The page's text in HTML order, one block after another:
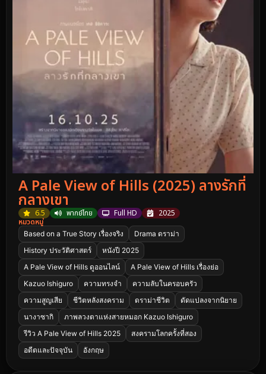
A Pale View of Hills (2025) ลางรักที่
กลางเขา
6.5 พากย์ไทย Full HD
2025
หมวดหมู่
Based on a True Story เรื่องจริง
Drama ดราม่า
History ประวัติศาสตร์
หนังปี 2025
A Pale View of Hills ดูออนไลน์
A Pale View of Hills เรื่องย่อ
Kazuo Ishiguro
ความทรงจำ
ความลับในครอบครัว
ความสูญเสีย
ชีวิตหลังสงคราม ดราม่าชีวิต
ดัดแปลงจากนิยาย
นางาซากิ
ภาพลวงตาแห่งสายหมอก Kazuo Ishiguro
รีวิว A Pale View of Hills 2025
สงครามโลกครั้งที่สอง
อดีตและปัจจุบัน
อังกฤษ